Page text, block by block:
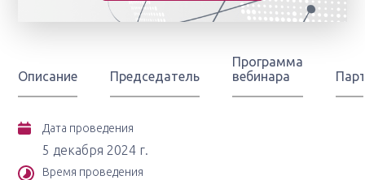
Описание Председатель
Программа
вебинара
Дата проведения
5 декабря 2024 г.
Время проведения